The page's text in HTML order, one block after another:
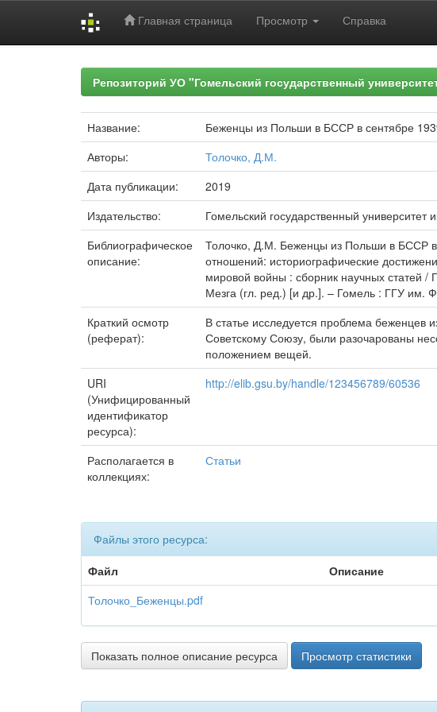
Главная страница Просмотр Справка
Репозиторий УО "Гомельский государственный
Название:
Беженцы из Польши в БССР в сентябре
Авторы:
Толочко, Д.М.
Дата публикации:
2019
Издательство:
Гомельский государственный
Библиографическое
описание:
Толочко, Д.М. Беженцы из Польши в БССР
отношений: историографические
мировой войны : сборник научных статей /
Мезга (гл. ред.) [и др.]. – Гомель : ГГУ им.
Краткий осмотр
(реферат):
В статье исследуется проблема
Советскому Союзу, были разочарованы
положением вещей.
URI
(Унифицированный
идентификатор
ресурса):
http://elib.gsu.by/handle/123456789/60536
Располагается в
коллекциях:
Статьи
Файлы этого ресурса:
Файл
Описание
Толочко_Беженцы.pdf
Показать полное описание ресурса Просмотр статистики